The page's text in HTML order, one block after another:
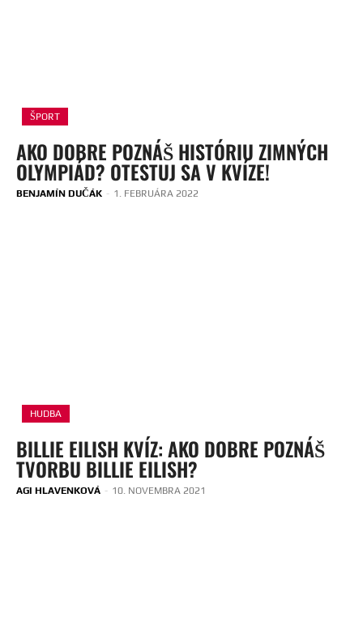
ŠPORT
AKO DOBRE POZNÁŠ HISTÓRIU ZIMNÝCH
OLYMPIÁD? OTESTUJ SA V KVÍZE!
BENJAMÍN DUČÁK - 1. FEBRUÁRA 2022
HUDBA
BILLIE EILISH KVÍZ: AKO DOBRE POZNÁŠ
TVORBU BILLIE EILISH?
AGI HLAVENKOVÁ - 10. NOVEMBRA 2021